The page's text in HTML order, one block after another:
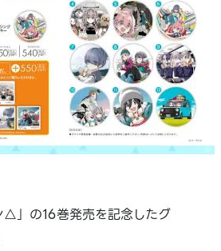
△」の16巻発売を記念したグ